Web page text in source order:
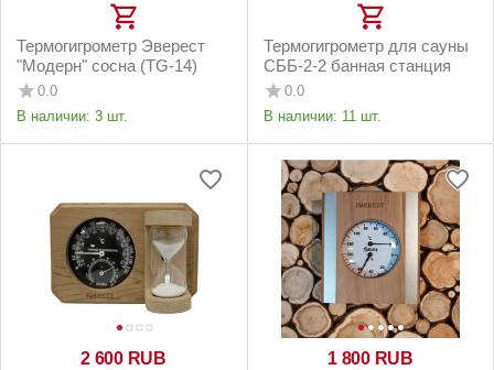
Термогигрометр Эверест
"Модерн" сосна (TG-14)
0.0
В наличии: 3 шт.
Термогигрометр для сауны
СББ-2-2 банная станция
0.0
В наличии: 11 шт.
2 600 RUB 1 800 RUB